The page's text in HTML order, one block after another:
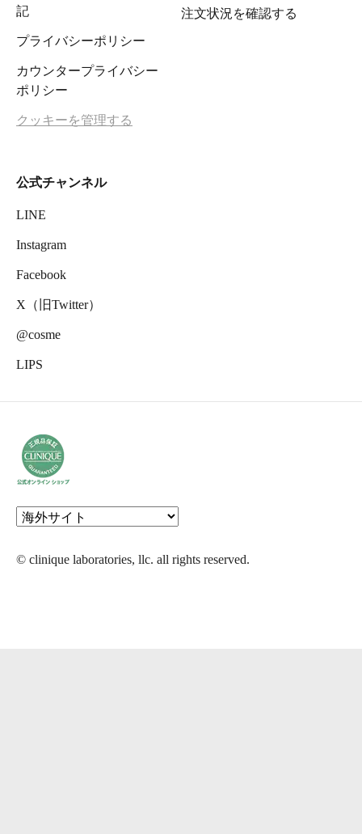
記
プライバシーポリシー
カウンタープライバシー
ポリシー
クッキーを管理する
注文状況を確認する
公式チャンネル
LINE
Instagram
Facebook
X（旧Twitter）
@cosme
LIPS
© clinique laboratories, llc. all rights reserved.